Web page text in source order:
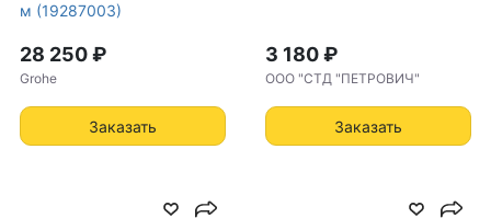
м (19287003)
28 250 ₽
Grohe
Заказать
3 180 ₽
ООО "СТД "ПЕТРОВИЧ"
Заказать